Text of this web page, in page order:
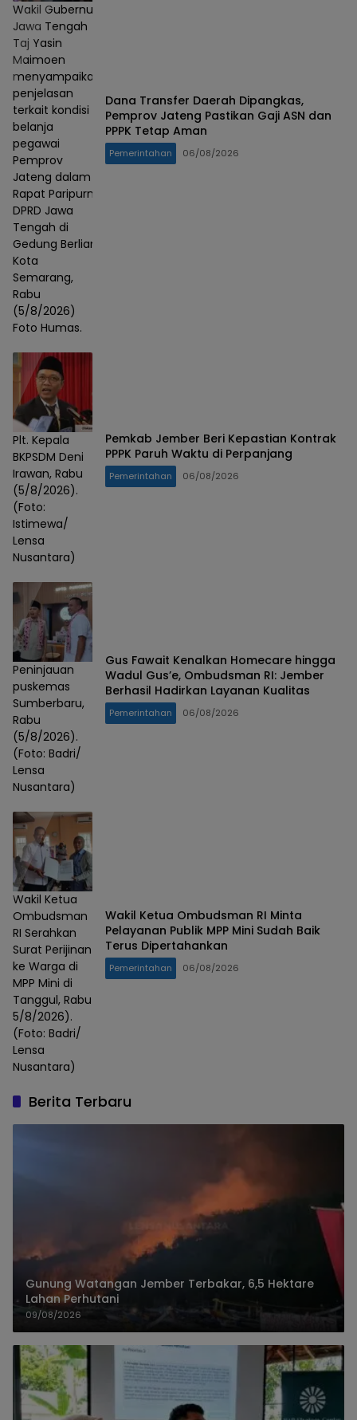
Wakil Gubernur
Jawa Tengah
Taj Yasin
Maimoen
menyampaikan
penjelasan
terkait kondisi
belanja
pegawai
Pemprov
Jateng dalam
Rapat Paripurna
DPRD Jawa
Tengah di
Gedung Berlian,
Kota
Semarang,
Rabu
(5/8/2026)
Foto Humas.
Dana Transfer Daerah Dipangkas,
Pemprov Jateng Pastikan Gaji ASN dan
PPPK Tetap Aman
Pemerintahan 06/08/2026
Plt. Kepala
BKPSDM Deni
Irawan, Rabu
(5/8/2026).
(Foto:
Istimewa/
Lensa
Nusantara)
Pemkab Jember Beri Kepastian Kontrak
PPPK Paruh Waktu di Perpanjang
Pemerintahan 06/08/2026
Peninjauan
puskemas
Sumberbaru,
Rabu
(5/8/2026).
(Foto: Badri/
Lensa
Nusantara)
Gus Fawait Kenalkan Homecare hingga
Wadul Gus’e, Ombudsman RI: Jember
Berhasil Hadirkan Layanan Kualitas
Pemerintahan 06/08/2026
Wakil Ketua
Ombudsman
RI Serahkan
Surat Perijinan
ke Warga di
MPP Mini di
Tanggul, Rabu
5/8/2026).
(Foto: Badri/
Lensa
Nusantara)
Wakil Ketua Ombudsman RI Minta
Pelayanan Publik MPP Mini Sudah Baik
Terus Dipertahankan
Pemerintahan 06/08/2026
Berita Terbaru
Gunung Watangan Jember Terbakar, 6,5 Hektare
Lahan Perhutani
09/08/2026